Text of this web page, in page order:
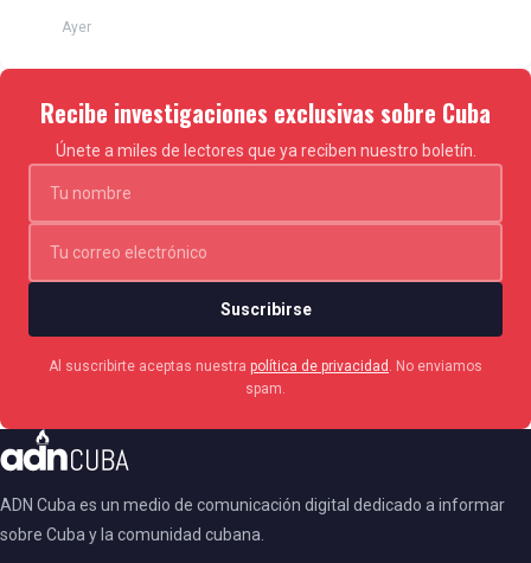
Ayer
Recibe investigaciones exclusivas sobre Cuba
Únete a miles de lectores que ya reciben nuestro boletín.
Suscribirse
Al suscribirte aceptas nuestra política de privacidad
. No enviamos
spam.
ADN Cuba es un medio de comunicación digital dedicado a informar
sobre Cuba y la comunidad cubana.